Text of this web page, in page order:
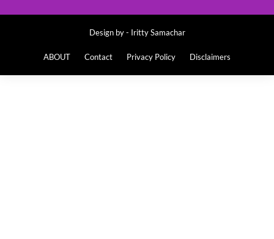
Design by - Iritty Samachar
ABOUT Contact Privacy Policy Disclaimers